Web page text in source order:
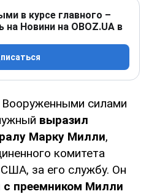
в курсе главного –
на Новини на OBOZ.UA в
силами
выразил
Марку Милли,
комитета
за его службу. Он
с преемником Милли